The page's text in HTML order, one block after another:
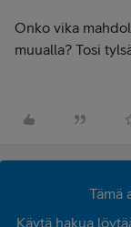
Onko vika
muualla? Tosi
Tämä
Käytä hakua